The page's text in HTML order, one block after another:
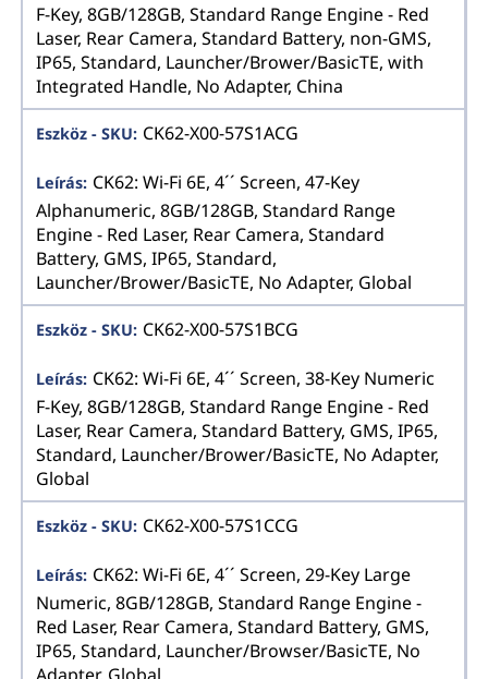
F-Key, 8GB/128GB, Standard Range Engine - Red
Laser, Rear Camera, Standard Battery, non-GMS,
IP65, Standard, Launcher/Brower/BasicTE, with
Integrated Handle, No Adapter, China
CK62-X00-57S1ACG
CK62: Wi-Fi 6E, 4´´ Screen, 47-Key
Alphanumeric, 8GB/128GB, Standard Range
Engine - Red Laser, Rear Camera, Standard
Battery, GMS, IP65, Standard,
Launcher/Brower/BasicTE, No Adapter, Global
CK62-X00-57S1BCG
CK62: Wi-Fi 6E, 4´´ Screen, 38-Key Numeric
F-Key, 8GB/128GB, Standard Range Engine - Red
Laser, Rear Camera, Standard Battery, GMS, IP65,
Standard, Launcher/Brower/BasicTE, No Adapter,
Global
CK62-X00-57S1CCG
CK62: Wi-Fi 6E, 4´´ Screen, 29-Key Large
Numeric, 8GB/128GB, Standard Range Engine -
Red Laser, Rear Camera, Standard Battery, GMS,
IP65, Standard, Launcher/Browser/BasicTE, No
Adapter, Global